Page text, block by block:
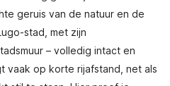
geruis van de natuur en de
stad, met zijn
– volledig intact en
vaak op korte rijafstand, net als